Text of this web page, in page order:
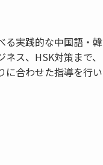
る実践的な中国語・韓
ス、HSK対策まで、
に合わせた指導を行い